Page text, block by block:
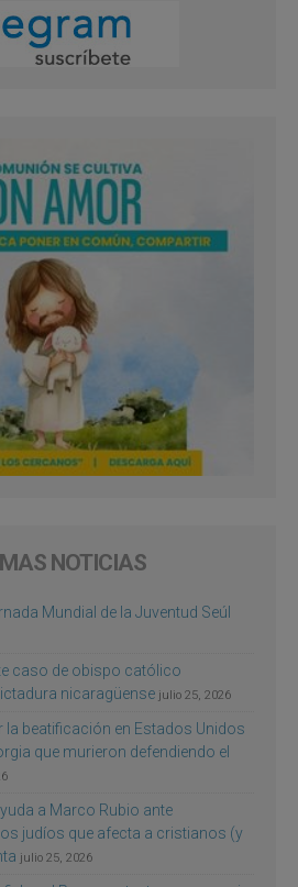
NOTICIAS
Mundial de la Juventud Seúl
caso de obispo católico
nicaragüense julio 25, 2026
la beatificación en Estados Unidos
que murieron defendiendo el
a Marco Rubio ante
judíos que afecta a cristianos (y
julio 25, 2026